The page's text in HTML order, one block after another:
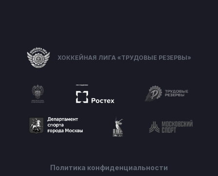
ХОККЕЙНАЯ ЛИГА «ТРУДОВЫЕ РЕЗЕРВЫ»
Политика конфиденциальности